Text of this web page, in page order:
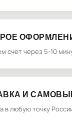
счет через 5-10
И
в любую точку